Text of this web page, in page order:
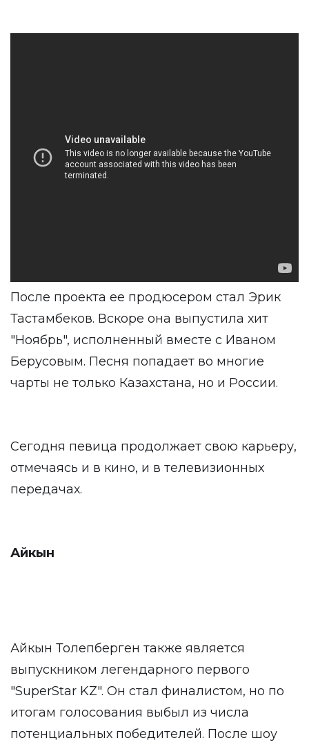
После проекта ее продюсером стал Эрик
Тастамбеков. Вскоре она выпустила хит
"Ноябрь", исполненный вместе с Иваном
Берусовым. Песня попадает во многие
чарты не только Казахстана, но и России.
Сегодня певица продолжает свою карьеру,
отмечаясь и в кино, и в телевизионных
передачах.
Айкын
Айкын Толепберген также является
выпускником легендарного первого
"SuperStar KZ". Он стал финалистом, но по
итогам голосования выбыл из числа
потенциальных победителей. После шоу